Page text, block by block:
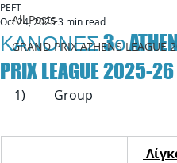
All Posts
GRAND PRIX ATHENS LEAGUE
ΚΑΝΟΝΕΣ 3ο
PRIX LEAGUE 2025-26
PEFT
Oct 24, 20253 min read
1)         Group